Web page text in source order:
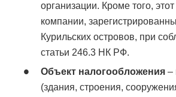
организации. Кроме того,
компании,
Курильских островов, при
статьи 246.3 НК РФ.
Объект налогообложения–
(здания, строения,